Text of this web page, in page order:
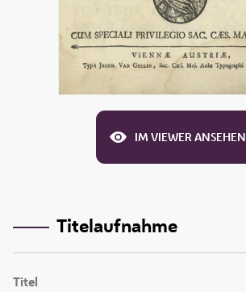
IM VIEWER ANSEHEN
Titelaufnahme
Titel